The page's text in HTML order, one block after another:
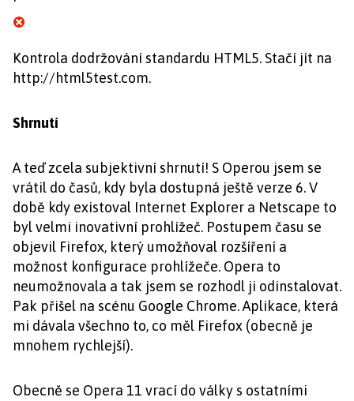
Kontrola dodržování standardu HTML5. Stačí jít na
http://html5test.com.
Shrnutí
A teď zcela subjektivní shrnutí! S Operou jsem se
vrátil do časů, kdy byla dostupná ještě verze 6. V
době kdy existoval Internet Explorer a Netscape to
byl velmi inovativní prohlížeč. Postupem času se
objevil Firefox, který umožňoval rozšíření a
možnost konfigurace prohlížeče. Opera to
neumožnovala a tak jsem se rozhodl ji odinstalovat.
Pak přišel na scénu Google Chrome. Aplikace, která
mi dávala všechno to, co měl Firefox (obecně je
mnohem rychlejší).
Obecně se Opera 11 vrací do války s ostatními